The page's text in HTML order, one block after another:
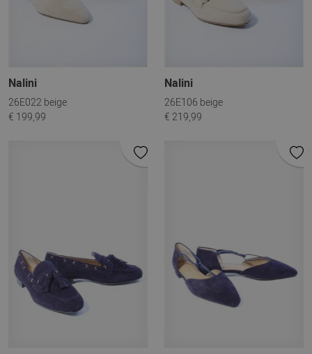
Nalini
26E022 beige
€ 199,99
Nalini
26E106 beige
€ 219,99